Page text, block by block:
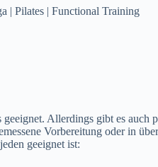
| Pilates | Functional Training
Allerdings gibt es auch
Vorbereitung oder in
geeignet ist: